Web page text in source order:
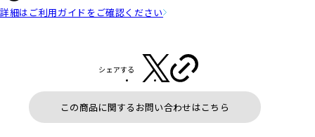
詳細はご利用ガイドをご確認ください
シェアする
この商品に関するお問い合わせはこちら